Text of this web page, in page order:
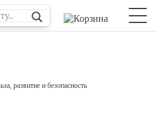
развитие и безопасность
на консультацию